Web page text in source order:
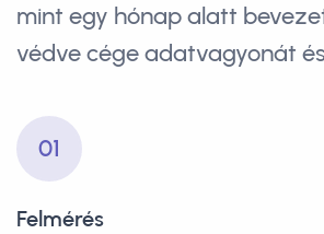
mint egy hónap alatt
védve cége adatvagyonát
01
Felmérés